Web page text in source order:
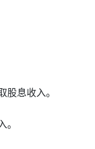
息收入。